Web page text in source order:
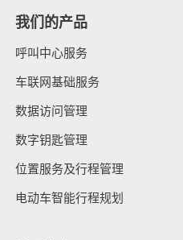
我们的产品
呼叫中心服务
车联网基础服务
数据访问管理
数字钥匙管理
位置服务及行程管理
电动车智能行程规划